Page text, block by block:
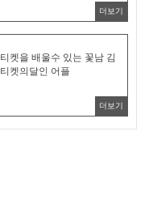
더보기
켓을 배울수 있는 꽃남 김
켓의달인 어플
더보기